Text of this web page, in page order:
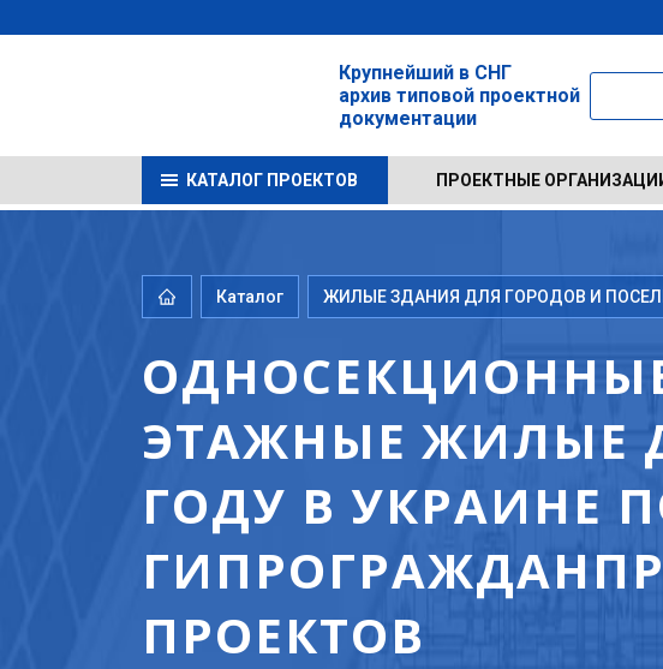
Крупнейший в СНГ
архив типовой проектной
документации
КАТАЛОГ ПРОЕКТОВ ПРОЕКТНЫЕ
Каталог ЖИЛЫЕ ЗДАНИЯ ДЛЯ ГОРОДОВ И
ЭТАЖНЫЕ ЖИЛЫЕ
ГОДУ В УКРАИНЕ
ПРОЕКТОВ